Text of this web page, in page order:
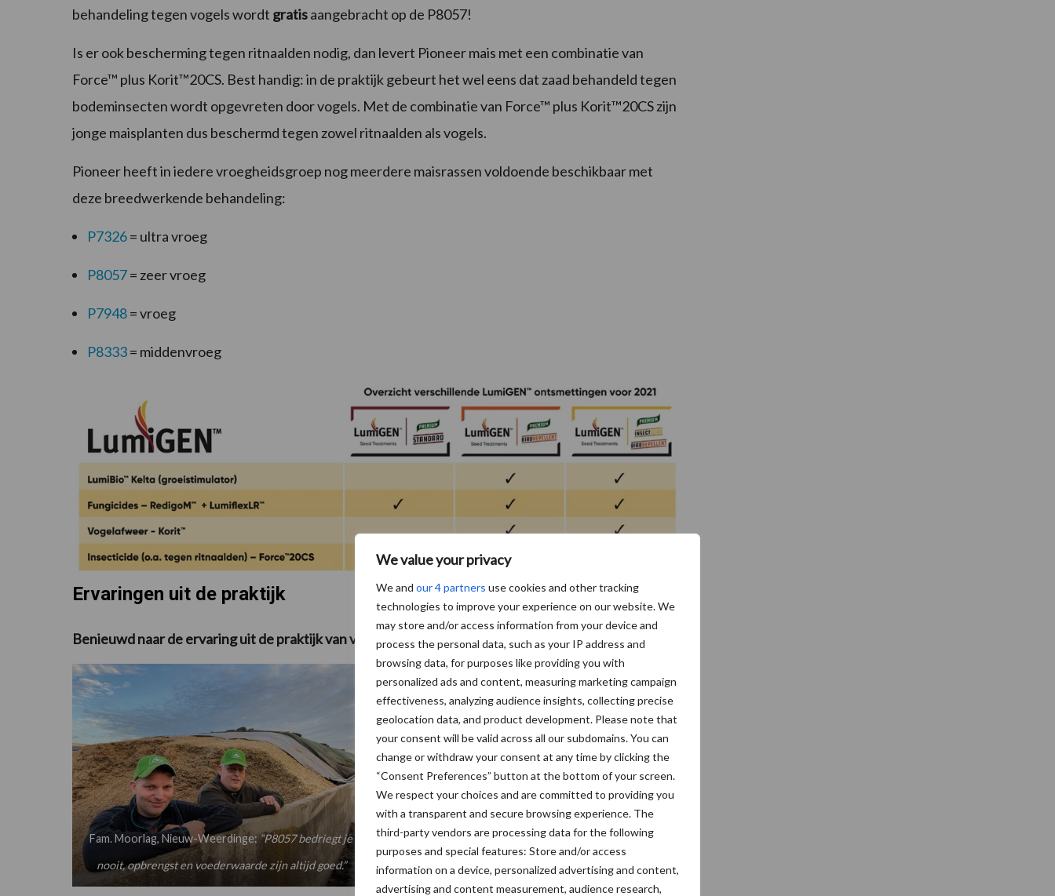
We value your privacy
We and our 4 partners use cookies and other tracking
technologies to improve your experience on our website. We
may store and/or access information from your device and
process the personal data, such as your IP address and
browsing data, for purposes like providing you with
personalized ads and content, measuring marketing campaign
effectiveness, analyzing audience insights, collecting precise
geolocation data, and product development. Please note that
your consent will be valid across all our subdomains. You can
change or withdraw your consent at any time by clicking the
“Consent Preferences” button at the bottom of your screen.
We respect your choices and are committed to providing you
with a transparent and secure browsing experience. The
third-party vendors are processing data for the following
purposes and special features: Store and/or access
information on a device, personalized advertising and content,
advertising and content measurement, audience research,
behandeling tegen vogels wordt gratisaangebracht op de P8057!
Is er ook bescherming tegen ritnaalden nodig, dan levert Pioneer mais met een combinatie van
Force™ plus Korit™20CS. Best handig: in de praktijk gebeurt het wel eens dat zaad behandeld tegen
bodeminsecten wordt opgevreten door vogels. Met de combinatie van Force™ plus Korit™20CS zijn
jonge maisplanten dus beschermd tegen zowel ritnaalden als vogels.
Pioneer heeft in iedere vroegheidsgroep nog meerdere maisrassen voldoende beschikbaar met
deze breedwerkende behandeling:
P7326= ultra vroeg
P8057= zeer vroeg
P7948= vroeg
P8333= middenvroeg
Ervaringen uit de praktijk
Benieuwd naar de ervaring uit de praktijk van veehouders metP7326,P8057,P7948 ofP8333?
Fam. Moorlag, Nieuw-Weerdinge:“P8057 bedriegt je
nooit, opbrengst en voederwaarde zijn altijd goed.”
Mts Benning, Dwingeloo:“P8333: Ondanks de droogte
toch een opbrengst tussen de 55 en 60 ton per ha.”